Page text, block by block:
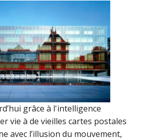
grâce à l'intelligence
vie à de vieilles cartes postales
avec l’illusion du mouvement,